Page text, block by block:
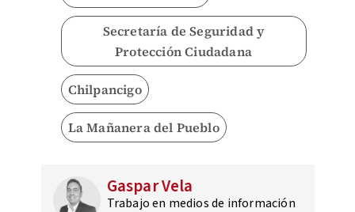
Secretaría de Seguridad y
Protección Ciudadana
Chilpancigo
La Mañanera del Pueblo
Gaspar Vela
Trabajo en medios de información